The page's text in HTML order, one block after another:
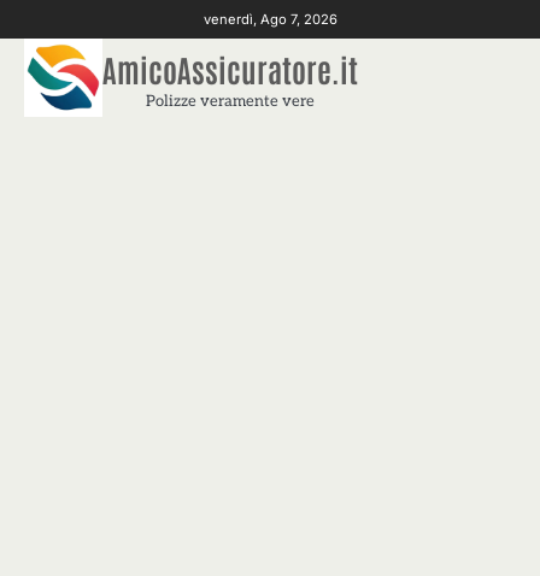
to
content
venerdì, Ago 7, 2026
AmicoAssicuratore.it
Polizze veramente vere